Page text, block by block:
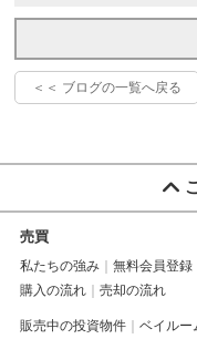
＜＜ ブログの一覧へ戻る
売買
私たちの強み 無料会員登録
購入の流れ
売却の流れ
販売中の投資物件 ベイルー